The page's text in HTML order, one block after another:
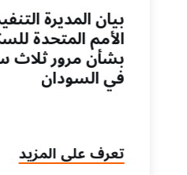
بيان المديرة
الأمم المتحدة
بشأن مرور ثلاث
في السودان
تعرف على المزيد